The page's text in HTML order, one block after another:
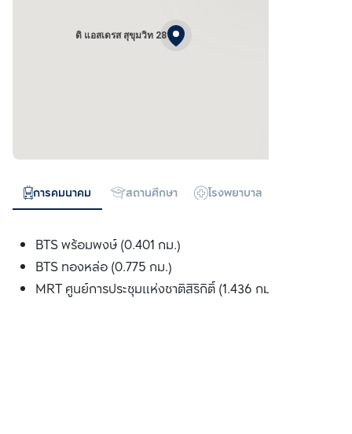
ดิ แอสเดรส สุขุมวิท 28
การคมนาคม สถานศึกษา โรงพยาบาล
BTS พร้อมพงษ์ (0.401 กม.)
BTS ทองหล่อ (0.775 กม.)
MRT ศูนย์การประชุมแห่งชาติสิริกิติ์ (1.436 กม.)